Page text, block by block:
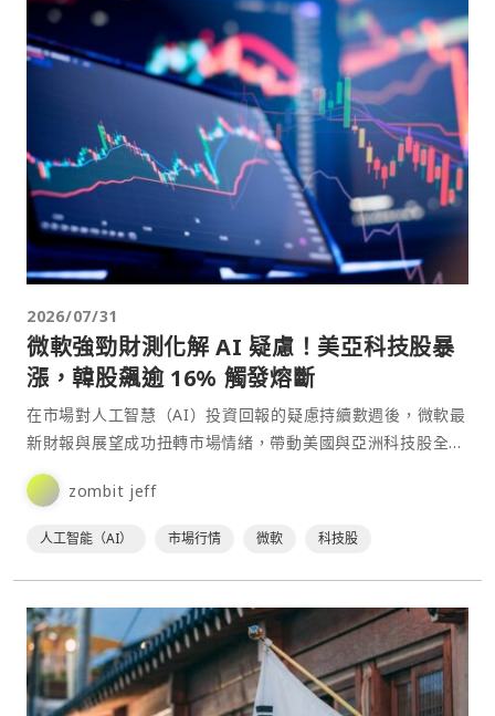
2026/07/31
微軟強勁財測化解 AI 疑慮！美亞科技股暴
漲，韓股飆逾 16% 觸發熔斷
在市場對人工智慧（AI）投資回報的疑慮持續數週後，微軟最
新財報與展望成功扭轉市場情緒，帶動美國與亞洲科技股全面
大漲，半導體與記憶體族群更出現報復性反彈，成為全球金
融⋯ zombit jeff
人工智能（AI） 市場行情 微軟 科技股